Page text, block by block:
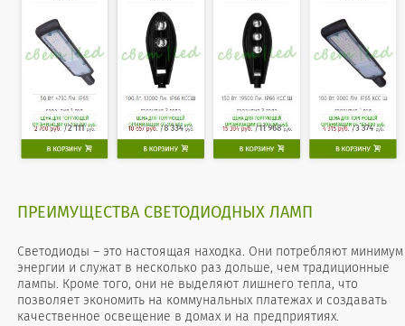
ПРЕИМУЩЕСТВА СВЕТОДИОДНЫХ ЛАМП
Светодиоды – это настоящая находка. Они потребляют минимум
энергии и служат в несколько раз дольше, чем традиционные
лампы. Кроме того, они не выделяют лишнего тепла, что
позволяет экономить на коммунальных платежах и создавать
качественное освещение в домах и на предприятиях.